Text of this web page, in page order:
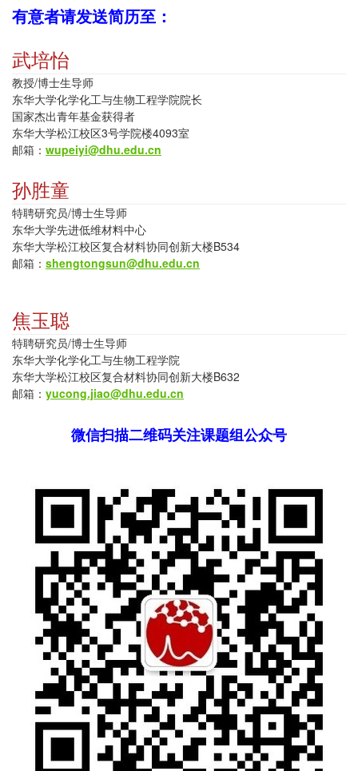
有意者请发送简历至：
武培怡
教授/博士生导师
东华大学化学化工与生物工程学院院长
国家杰出青年基金获得者
东华大学松江校区3号学院楼4093室
邮箱： wupeiyi@dhu.edu.cn
孙胜童
特聘研究员/博士生导师
东华大学先进低维材料中心
东华大学松江校区复合材料协同创新大楼B534
邮箱： shengtongsun@dhu.edu.cn
焦玉聪
特聘研究员/博士生导师
东华大学化学化工与生物工程学院
东华大学松江校区复合材料协同创新大楼B632
邮箱： yucong.jiao@dhu.edu.cn
微信扫描二维码关注课题组公众号